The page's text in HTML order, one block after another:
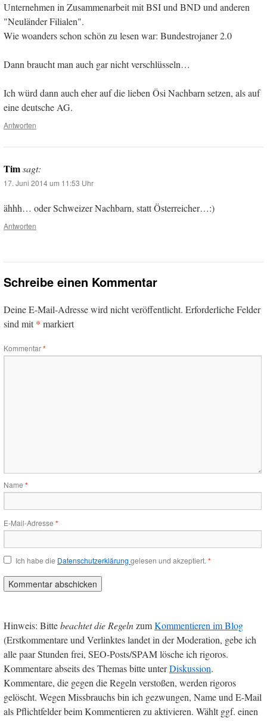
Unternehmen in Zusammenarbeit mit BSI und BND und anderen
"Neuländer Filialen".
Wie woanders schon schön zu lesen war: Bundestrojaner 2.0
Dann braucht man auch gar nicht verschlüsseln…
Ich würd dann auch eher auf die lieben Ösi Nachbarn setzen, als auf
eine deutsche AG.
Antworten
Timsagt:
17. Juni 2014 um 11:53 Uhr
ähhh… oder Schweizer Nachbarn, statt Österreicher…:)
Antworten
Schreibe einen Kommentar
Deine E-Mail-Adresse wird nicht veröffentlicht. Erforderliche Felder
sind mit* markiert
Kommentar*
Name *
E-Mail-Adresse *
Ich habe die Datenschutzerklärung gelesen und akzeptiert. *
Hinweis: Bittebeachtet die RegelnzumKommentieren im Blog
(Erstkommentare und Verlinktes landet in der Moderation, gebe ich
alle paar Stunden frei, SEO-Posts/SPAM lösche ich rigoros.
Kommentare abseits des Themas bitte unterDiskussion.
Kommentare, die gegen die Regeln verstoßen, werden rigoros
gelöscht. Wegen Missbrauchs bin ich gezwungen, Name und E-Mail
als Pflichtfelder beim Kommentieren zu aktivieren. Wählt ggf. einen